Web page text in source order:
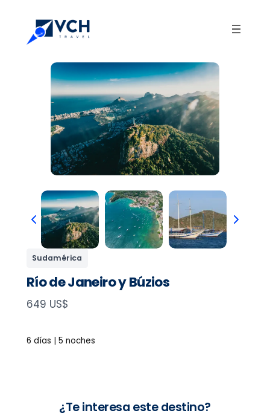
Sudamérica
Río de Janeiro y Búzios
N
w
649 US$
6 días | 5 noches
¿Te interesa este destino?